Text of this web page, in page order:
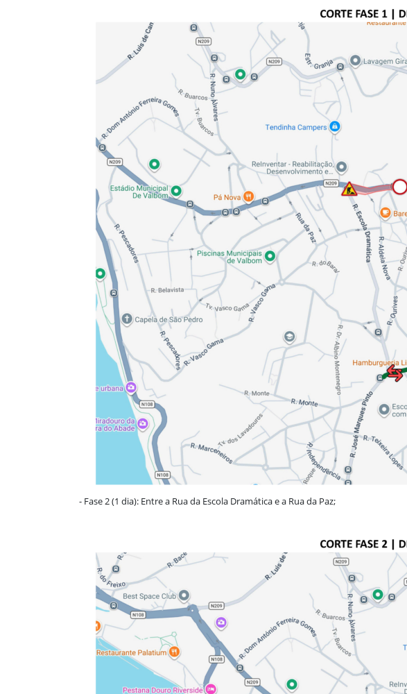
- Fase 2 (1 dia): Entre a Rua da Escola Dramática e a Rua da Paz;